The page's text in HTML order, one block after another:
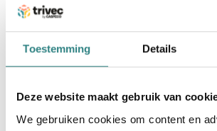
Toestemming Details
Deze website maakt gebruik van
We gebruiken cookies om content en
Je bestellingen worden meteen
naar de keuken
Je betalingen worden
Altijd een stap voor